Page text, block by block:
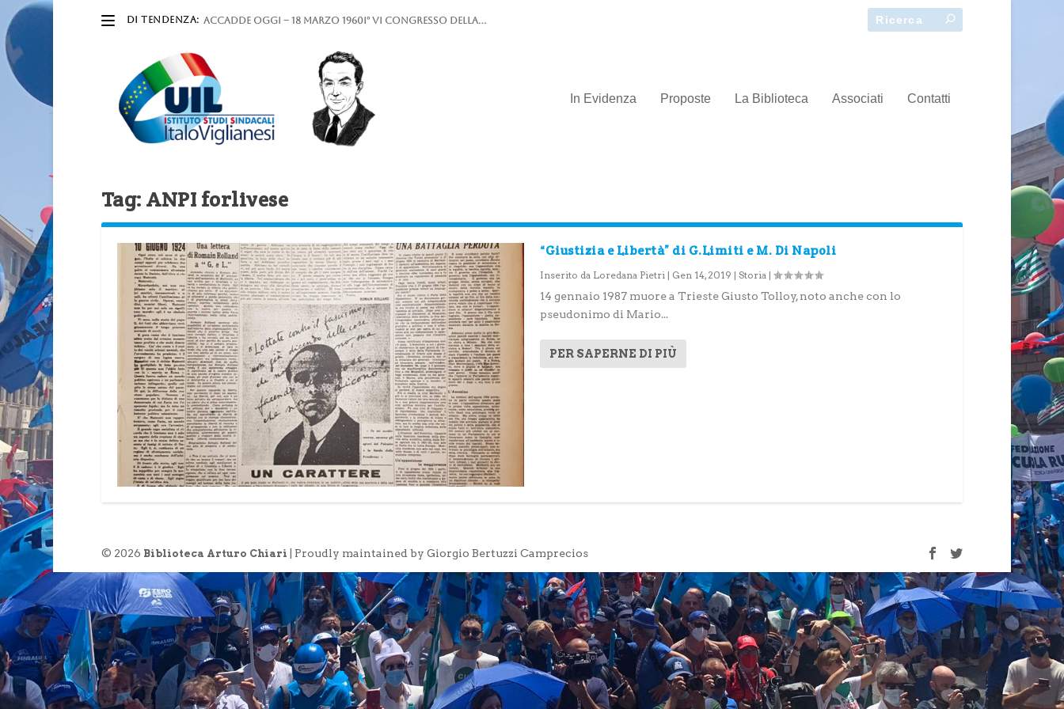
DI TENDENZA: ACCADDE OGGI – 18 marzo 1960I° VI Congresso della...
In Evidenza Proposte La Biblioteca Associati Contatti
Tag:ANPI forlivese
“Giustizia e Libertà” di G.Limiti e M. Di Napoli
Inserito da Loredana Pietri | Gen 14, 2019 | Storia |
14 gennaio 1987 muore a Trieste Giusto Tolloy, noto anche con lo
pseudonimo di Mario...
PER SAPERNE DI PIÙ
© 2026 Biblioteca Arturo Chiari | Proudly maintained by Giorgio Bertuzzi Camprecios